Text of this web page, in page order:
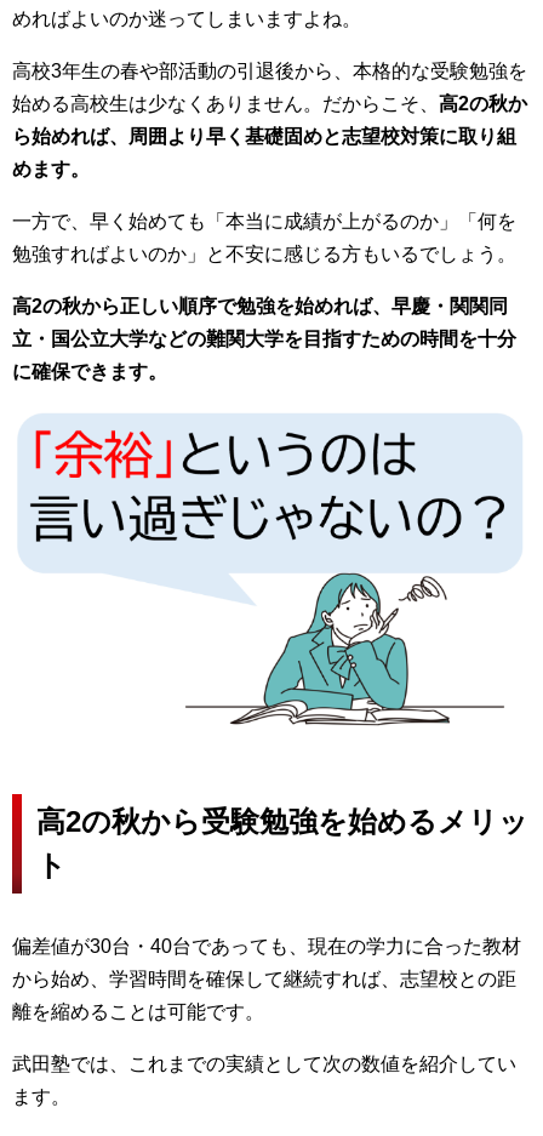
めればよいのか迷ってしまいますよね。
高校3年生の春や部活動の引退後から、本格的な受験勉強を
始める高校生は少なくありません。だからこそ、 高2の秋か
ら始めれば、周囲より早く基礎固めと志望校対策に取り組
めます。
一方で、早く始めても「本当に成績が上がるのか」「何を
勉強すればよいのか」と不安に感じる方もいるでしょう。
高2の秋から正しい順序で勉強を始めれば、早慶・関関同
立・国公立大学などの難関大学を目指すための時間を十分
に確保できます。
高2の秋から受験勉強を始めるメリッ
ト
偏差値が30台・40台であっても、現在の学力に合った教材
から始め、学習時間を確保して継続すれば、志望校との距
離を縮めることは可能です。
武田塾では、これまでの実績として次の数値を紹介してい
ます。